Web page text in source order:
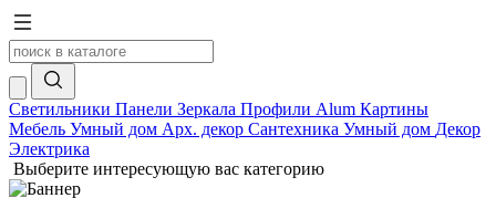
Светильники Панели Зеркала Профили Alum Картины
Мебель Умный дом Арх. декор Сантехника Умный дом Декор
Электрика
Выберите интересующую вас категорию